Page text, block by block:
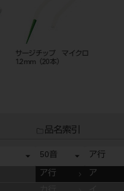
サージチップ マイクロ
1.2mm（20本）
品名索引
50音
ア行
ア行
ア